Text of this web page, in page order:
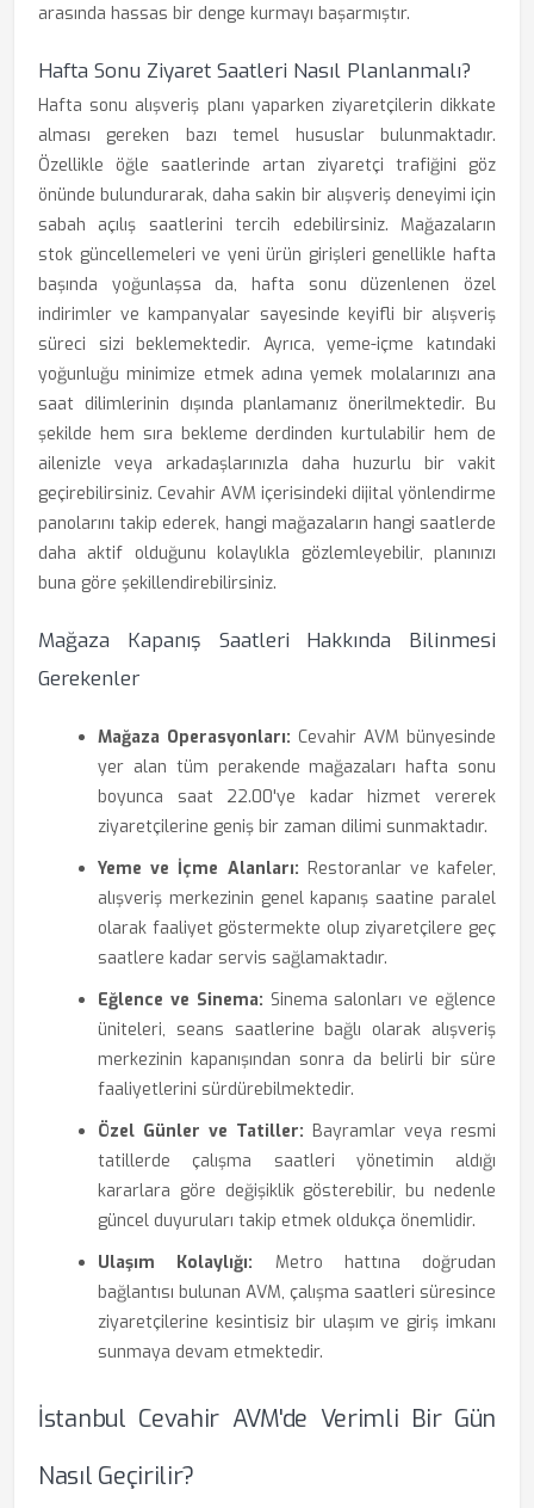
arasında hassas bir denge kurmayı başarmıştır.
Hafta Sonu Ziyaret Saatleri Nasıl Planlanmalı?
Hafta sonu alışveriş planı yaparken ziyaretçilerin dikkate
alması gereken bazı temel hususlar bulunmaktadır.
Özellikle öğle saatlerinde artan ziyaretçi trafiğini göz
önünde bulundurarak, daha sakin bir alışveriş deneyimi için
sabah açılış saatlerini tercih edebilirsiniz. Mağazaların
stok güncellemeleri ve yeni ürün girişleri genellikle hafta
başında yoğunlaşsa da, hafta sonu düzenlenen özel
indirimler ve kampanyalar sayesinde keyifli bir alışveriş
süreci sizi beklemektedir. Ayrıca, yeme-içme katındaki
yoğunluğu minimize etmek adına yemek molalarınızı ana
saat dilimlerinin dışında planlamanız önerilmektedir. Bu
şekilde hem sıra bekleme derdinden kurtulabilir hem de
ailenizle veya arkadaşlarınızla daha huzurlu bir vakit
geçirebilirsiniz. Cevahir AVM içerisindeki dijital yönlendirme
panolarını takip ederek, hangi mağazaların hangi saatlerde
daha aktif olduğunu kolaylıkla gözlemleyebilir, planınızı
buna göre şekillendirebilirsiniz.
Mağaza Kapanış Saatleri Hakkında Bilinmesi
Gerekenler
Mağaza Operasyonları: Cevahir AVM bünyesinde
yer alan tüm perakende mağazaları hafta sonu
boyunca saat 22.00'ye kadar hizmet vererek
ziyaretçilerine geniş bir zaman dilimi sunmaktadır.
Yeme ve İçme Alanları: Restoranlar ve kafeler,
alışveriş merkezinin genel kapanış saatine paralel
olarak faaliyet göstermekte olup ziyaretçilere geç
saatlere kadar servis sağlamaktadır.
Eğlence ve Sinema: Sinema salonları ve eğlence
üniteleri, seans saatlerine bağlı olarak alışveriş
merkezinin kapanışından sonra da belirli bir süre
faaliyetlerini sürdürebilmektedir.
Özel Günler ve Tatiller: Bayramlar veya resmi
tatillerde çalışma saatleri yönetimin aldığı
kararlara göre değişiklik gösterebilir, bu nedenle
güncel duyuruları takip etmek oldukça önemlidir.
Ulaşım Kolaylığı: Metro hattına doğrudan
bağlantısı bulunan AVM, çalışma saatleri süresince
ziyaretçilerine kesintisiz bir ulaşım ve giriş imkanı
sunmaya devam etmektedir.
İstanbul Cevahir AVM'de Verimli Bir Gün
Nasıl Geçirilir?